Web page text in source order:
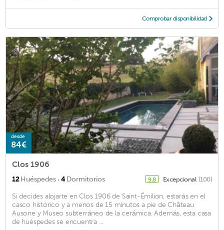
Comprobar disponibilidad
desde
84€
Clos 1906
12Huéspedes · 4Dormitorios 9,8 Excepcional (100)
Si decides alojarte en Clos 1906 de Saint-Émilion, estarás en el
casco histórico y a menos de 15 minutos a pie de Château
Ausone y Museo subterráneo de la cerámica. Además, esta casa
de huéspedes se encuentra ...